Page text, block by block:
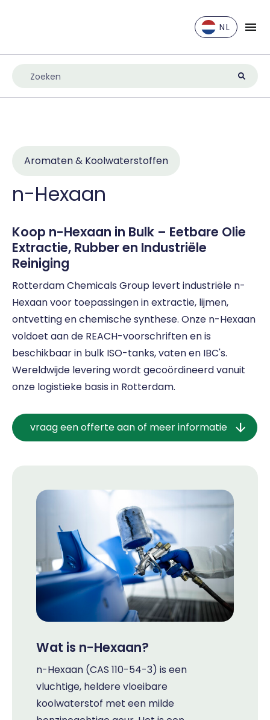
NL
Aromaten & Koolwaterstoffen
n-Hexaan
Koop n-Hexaan in Bulk – Eetbare Olie
Extractie, Rubber en Industriële
Reiniging
Rotterdam Chemicals Group levert industriële n-
Hexaan voor toepassingen in extractie, lijmen,
ontvetting en chemische synthese. Onze n-Hexaan
voldoet aan de REACH-voorschriften en is
beschikbaar in bulk ISO-tanks, vaten en IBC's.
Wereldwijde levering wordt gecoördineerd vanuit
onze logistieke basis in Rotterdam.
vraag een offerte aan of meer informatie
Wat is n-Hexaan?
n-Hexaan (CAS 110-54-3) is een
vluchtige, heldere vloeibare
koolwaterstof met een milde